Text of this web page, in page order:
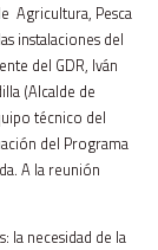
Agricultura, Pesca
instalaciones del
del GDR, Iván
(Alcalde de
técnico del
del Programa
A la reunión
la necesidad de la